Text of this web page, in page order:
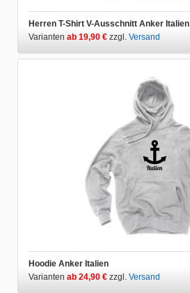
Herren T-Shirt V-Ausschnitt Anker Italien
Varianten ab 19,90 € zzgl. Versand
Hoodie Anker Italien
Varianten ab 24,90 € zzgl. Versand